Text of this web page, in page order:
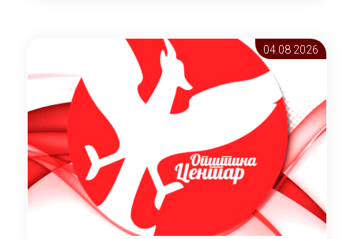
Скопје” број 9/2026), за времетраење од 3
(три) години од денот на потпишувањето на
Договорот за закуп со најповолниот
понудувач.
04.08 2026